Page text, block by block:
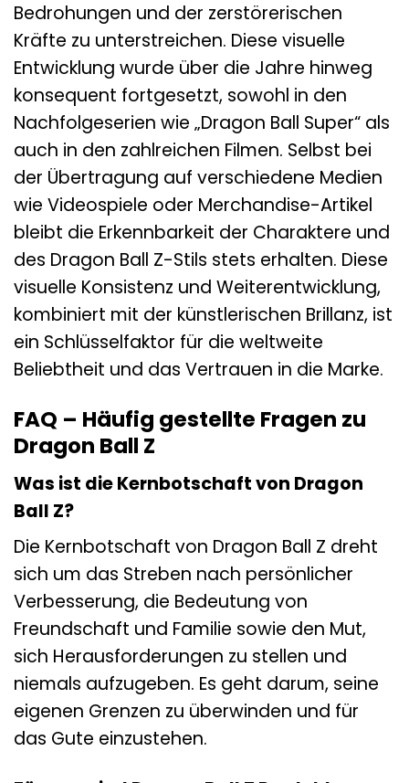
Bedrohungen und der zerstörerischen
Kräfte zu unterstreichen. Diese visuelle
Entwicklung wurde über die Jahre hinweg
konsequent fortgesetzt, sowohl in den
Nachfolgeserien wie „Dragon Ball Super“ als
auch in den zahlreichen Filmen. Selbst bei
der Übertragung auf verschiedene Medien
wie Videospiele oder Merchandise-Artikel
bleibt die Erkennbarkeit der Charaktere und
des Dragon Ball Z-Stils stets erhalten. Diese
visuelle Konsistenz und Weiterentwicklung,
kombiniert mit der künstlerischen Brillanz, ist
ein Schlüsselfaktor für die weltweite
Beliebtheit und das Vertrauen in die Marke.
FAQ – Häufig gestellte Fragen zu
Dragon Ball Z
Was ist die Kernbotschaft von Dragon
Ball Z?
Die Kernbotschaft von Dragon Ball Z dreht
sich um das Streben nach persönlicher
Verbesserung, die Bedeutung von
Freundschaft und Familie sowie den Mut,
sich Herausforderungen zu stellen und
niemals aufzugeben. Es geht darum, seine
eigenen Grenzen zu überwinden und für
das Gute einzustehen.